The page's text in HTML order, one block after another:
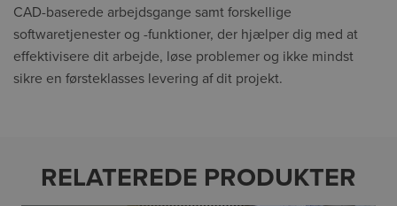
CAD-baserede arbejdsgange samt forskellige
softwaretjenester og -funktioner, der hjælper dig med at
effektivisere dit arbejde, løse problemer og ikke mindst
sikre en førsteklasses levering af dit projekt.
RELATEREDE PRODUKTER